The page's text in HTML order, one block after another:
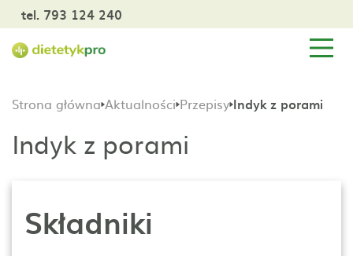
tel. 793 124 240
Strona główna Aktualności Przepisy Indyk z porami
Indyk z porami
Składniki